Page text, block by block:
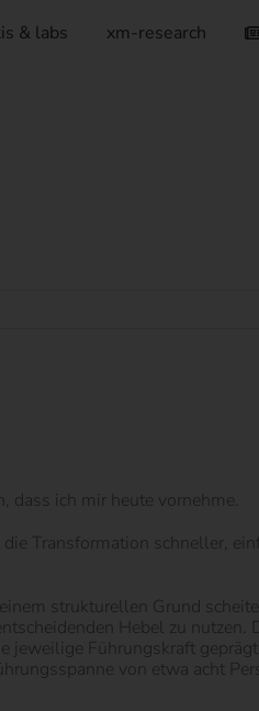
& labs xm-research
dass ich mir heute vornehme.
Transformation schneller,
strukturellen Grund
Hebel zu nutzen.
jeweilige Führungskraft
von etwa acht